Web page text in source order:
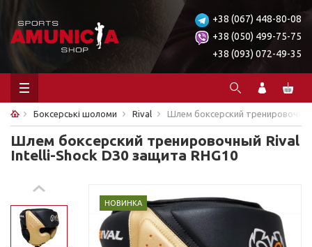
+38 (067) 448-80-08
+38 (050) 499-75-75
+38 (093) 072-49-35
Боксерські шоломи Rival Шлем боксерский
Шлем боксерский тренировочный Rival
Intelli-Shock D30 защита RHG10
НОВИНКА